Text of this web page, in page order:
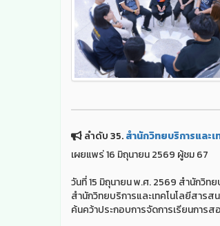
ลำดับ 35.สำนักวิทยบริการและ
เผยแพร่ 16 มิถุนายน 2569 ผู้ชม 67
วันที่ 15 มิถุนายน พ.ศ. 2569 สำนักวิท
สำนักวิทยบริการและเทคโนโลยีสารส
ค้นคว้าประกอบการจัดการเรียนการส